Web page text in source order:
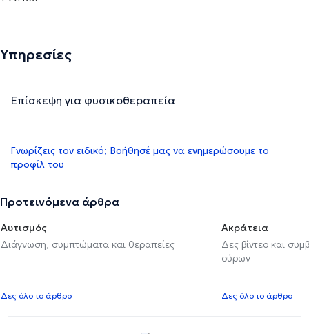
Υπηρεσίες
Επίσκεψη για φυσικοθεραπεία
Γνωρίζεις τον ειδικό; Βοήθησέ μας να ενημερώσουμε το
προφίλ του
Προτεινόμενα άρθρα
Αυτισμός
Διάγνωση, συμπτώματα και θεραπείες
Δες όλο το άρθρο
Ακράτεια
Δες βίντεο και
ούρων
Δες όλο το άρθρο